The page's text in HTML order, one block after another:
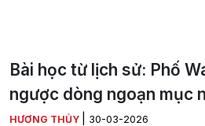
Bài học từ lịch sử: Phố
ngược dòng ngoạn mục
HƯƠNG THỦY 30-03-2026